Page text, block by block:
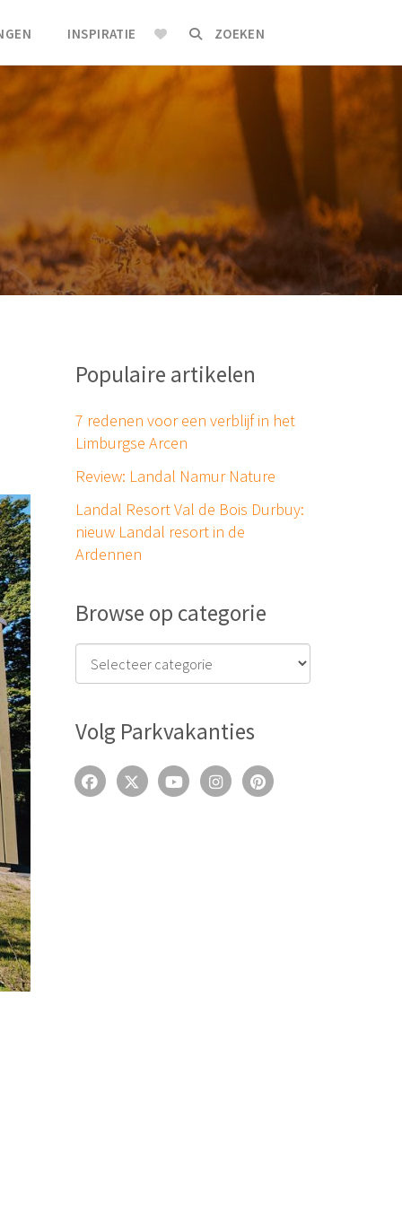
INSPIRATIE ZOEKEN
Populaire artikelen
7 redenen voor een verblijf in het
Limburgse Arcen
Review: Landal Namur Nature
Landal Resort Val de Bois Durbuy:
nieuw Landal resort in de
Ardennen
Browse op categorie
Volg Parkvakanties